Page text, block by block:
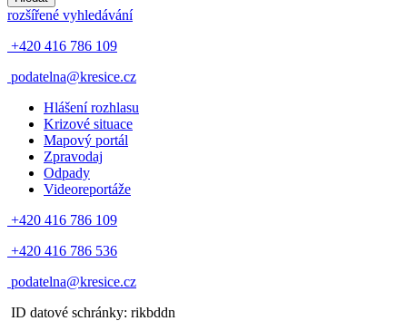
rozšířené vyhledávání
+420 416 786 109
podatelna@kresice.cz
Hlášení rozhlasu
Krizové situace
Mapový portál
Zpravodaj
Odpady
Videoreportáže
+420 416 786 109
+420 416 786 536
podatelna@kresice.cz
ID datové schránky: rikbddn